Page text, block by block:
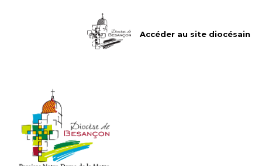
Accéder au site diocésain